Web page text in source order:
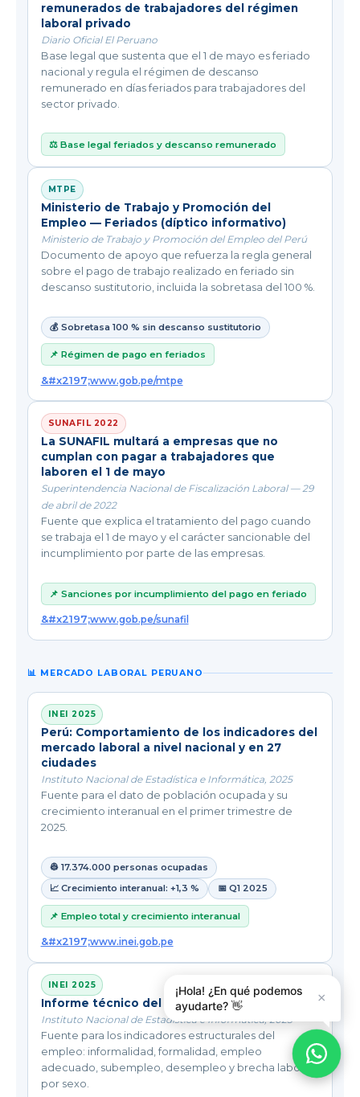
remunerados de trabajadores del régimen
laboral privado
Diario Oficial El Peruano
Base legal que sustenta que el 1 de mayo es feriado
nacional y regula el régimen de descanso
remunerado en días feriados para trabajadores del
sector privado.
⚖️ Base legal feriados y descanso remunerado
MTPE
Ministerio de Trabajo y Promoción del
Empleo — Feriados (díptico informativo)
Ministerio de Trabajo y Promoción del Empleo del Perú
Documento de apoyo que refuerza la regla general
sobre el pago de trabajo realizado en feriado sin
descanso sustitutorio, incluida la sobretasa del 100 %.
💰 Sobretasa 100 % sin descanso sustitutorio
📌 Régimen de pago en feriados
www.gob.pe/mtpe
SUNAFIL 2022
La SUNAFIL multará a empresas que no
cumplan con pagar a trabajadores que
laboren el 1 de mayo
Superintendencia Nacional de Fiscalización Laboral — 29
de abril de 2022
Fuente que explica el tratamiento del pago cuando
se trabaja el 1 de mayo y el carácter sancionable del
incumplimiento por parte de las empresas.
📌 Sanciones por incumplimiento del pago en feriado
www.gob.pe/sunafil
📊 MERCADO LABORAL PERUANO
INEI 2025
Perú: Comportamiento de los indicadores del
mercado laboral a nivel nacional y en 27
ciudades
Instituto Nacional de Estadística e Informática, 2025
Fuente para el dato de población ocupada y su
crecimiento interanual en el primer trimestre de
2025.
👷 17.374.000 personas ocupadas
📈 Crecimiento interanual: +1,3 %
📅 Q1 2025
📌 Empleo total y crecimiento interanual
www.inei.gob.pe
INEI 2025
Informe técnico del mercado laboral nacional
Instituto Nacional de Estadística e Informática, 2025
Fuente para los indicadores estructurales del
empleo: informalidad, formalidad, empleo
adecuado, subempleo, desempleo y brecha laboral
por sexo.
¡Hola! ¿En qué podemos
ayudarte? 👋
×